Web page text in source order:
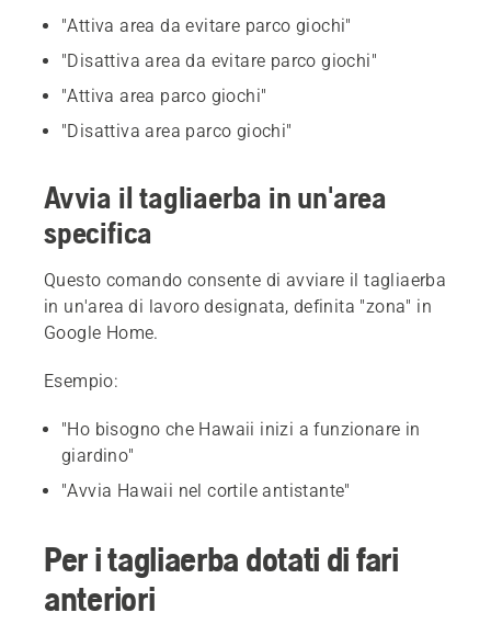
"Attiva area da evitare parco giochi"
"Disattiva area da evitare parco giochi"
"Attiva area parco giochi"
"Disattiva area parco giochi"
Avvia il tagliaerba in un'area
specifica
Questo comando consente di avviare il tagliaerba
in un'area di lavoro designata, definita "zona" in
Google Home.
Esempio:
"Ho bisogno che Hawaii inizi a funzionare in
giardino"
"Avvia Hawaii nel cortile antistante"
Per i tagliaerba dotati di fari
anteriori